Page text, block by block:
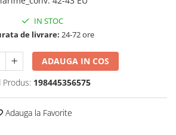
IN STOC
de livrare: 24-72 ore
ADAUGA IN COS
Produs: 198445356575
Adauga la Favorite